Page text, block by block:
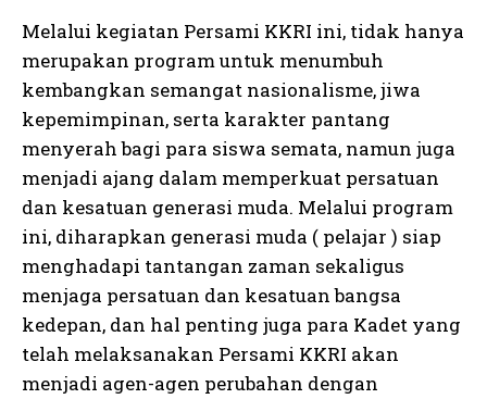
Melalui kegiatan Persami KKRI ini, tidak hanya
merupakan program untuk menumbuh
kembangkan semangat nasionalisme, jiwa
kepemimpinan, serta karakter pantang
menyerah bagi para siswa semata, namun juga
menjadi ajang dalam memperkuat persatuan
dan kesatuan generasi muda. Melalui program
ini, diharapkan generasi muda ( pelajar ) siap
menghadapi tantangan zaman sekaligus
menjaga persatuan dan kesatuan bangsa
kedepan, dan hal penting juga para Kadet yang
telah melaksanakan Persami KKRI akan
menjadi agen-agen perubahan dengan